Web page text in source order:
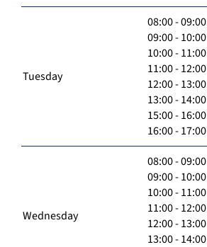
Tuesday
08:00 - 09:00
09:00 - 10:00
10:00 - 11:00
11:00 - 12:00
12:00 - 13:00
13:00 - 14:00
15:00 - 16:00
16:00 - 17:00
Wednesday
08:00 - 09:00
09:00 - 10:00
10:00 - 11:00
11:00 - 12:00
12:00 - 13:00
13:00 - 14:00